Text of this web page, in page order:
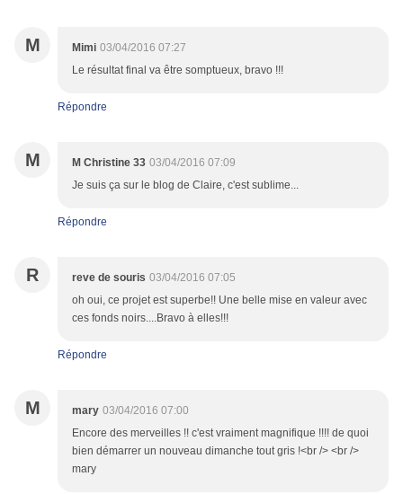
M Mimi 03/04/2016 07:27
Le résultat final va être somptueux, bravo !!!
Répondre
M M Christine 33 03/04/2016 07:09
Je suis ça sur le blog de Claire, c'est sublime...
Répondre
R reve de souris 03/04/2016 07:05
oh oui, ce projet est superbe!! Une belle mise en valeur avec
ces fonds noirs....Bravo à elles!!!
Répondre
M mary 03/04/2016 07:00
Encore des merveilles !! c'est vraiment magnifique !!!! de quoi
bien démarrer un nouveau dimanche tout gris !<br /> <br />
mary